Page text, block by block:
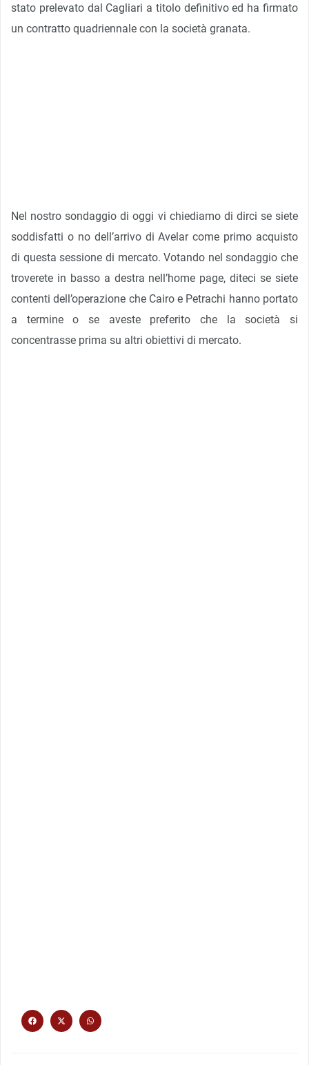
stato prelevato dal Cagliari a titolo definitivo ed ha firmato
un contratto quadriennale con la società granata.
Nel nostro sondaggio di oggi vi chiediamo di dirci se siete
soddisfatti o no dell’arrivo di Avelar come primo acquisto
di questa sessione di mercato. Votando nel sondaggio che
troverete in basso a destra nell’home page, diteci se siete
contenti dell’operazione che Cairo e Petrachi hanno portato
a termine o se aveste preferito che la società si
concentrasse prima su altri obiettivi di mercato.